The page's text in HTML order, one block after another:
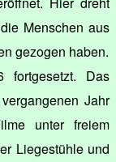
Menschen aus
gezogen haben.
Das
Jahr
unter freiem
Liegestühle und